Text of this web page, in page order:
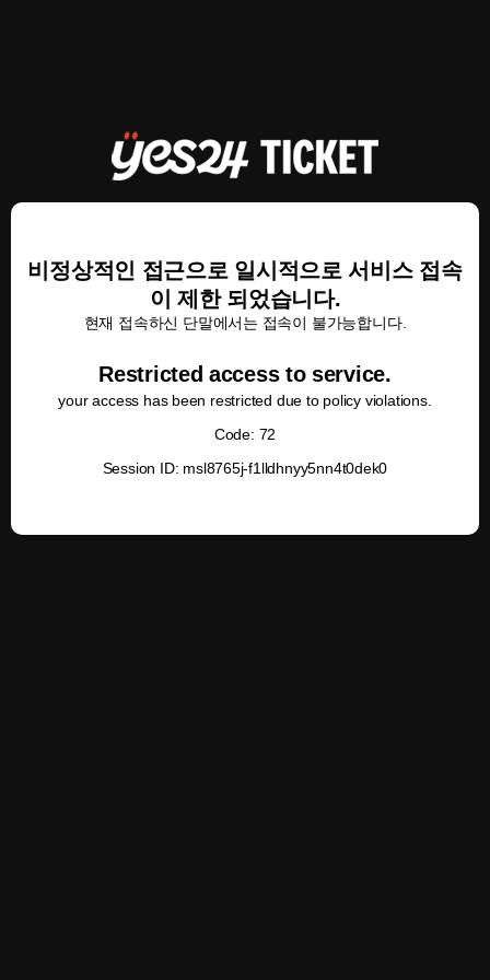
비정상적인 접근으로 일시적으로 서비스 접속
이 제한 되었습니다.
현재 접속하신 단말에서는 접속이 불가능합니다.
Restricted access to service.
your access has been restricted due to policy violations.
Code: 72
Session ID: msl8765j-f1lldhnyy5nn4t0dek0